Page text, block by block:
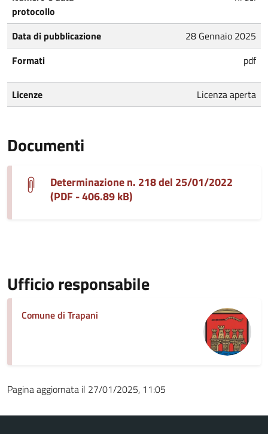
protocollo
Data di pubblicazione
28 Gennaio 2025
Formati
pdf
Licenze Licenza aperta
Documenti
Determinazione n. 218 del 25/01/2022
(PDF - 406.89 kB)
Ufficio responsabile
Comune di Trapani
Pagina aggiornata il 27/01/2025, 11:05